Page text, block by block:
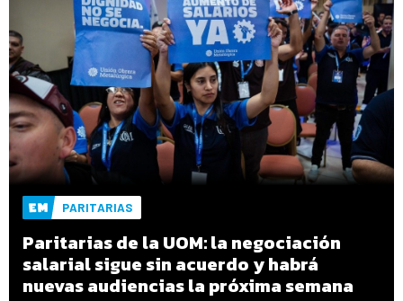
PARITARIAS
Paritarias de la UOM: la negociación
salarial sigue sin acuerdo y habrá
nuevas audiencias la próxima semana